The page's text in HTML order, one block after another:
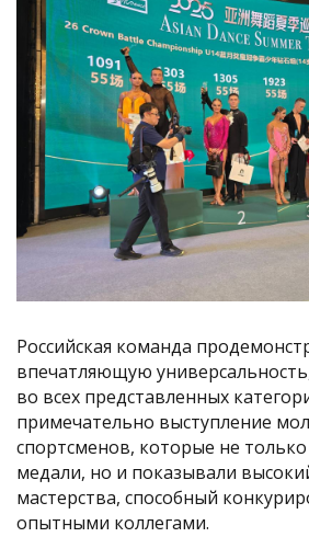
Российская команда
впечатляющую
во всех представленных
примечательно выступление
спортсменов, которые не
медали, но и показывали
мастерства, способный
опытными коллегами.